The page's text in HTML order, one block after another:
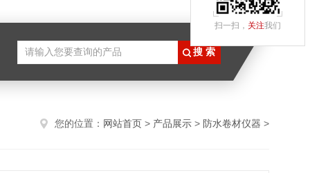
您的位置： 网站首页 > 产品展示 > 防水卷材仪器 >
扫一扫， 关注我们